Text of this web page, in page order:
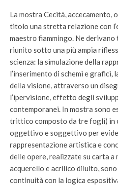
La mostra Cecità, accecamento,
titolo una stretta relazione con
maestro fiammingo. Ne
riunito sotto una più ampia
scienza: la simulazione della
l’inserimento di schemi e grafici,
della visione, attraverso un
l’ipervisione, effetto degli
contemporanei. In mostra sono
trittico composto da tre fogli) in
oggettivo e soggettivo per
rappresentazione artistica e
delle opere, realizzate su carta
acquerello e acrilico diluito,
continuità con la logica